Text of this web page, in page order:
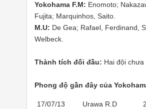
Yokohama F.M: Enomoto;
Fujita; Marquinhos, Saito.
M.U: De Gea; Rafael, Ferdinand,
Welbeck.
Thành tích đối đầu: Hai đội
Phong độ gần đây của
17/07/13 Urawa R.D